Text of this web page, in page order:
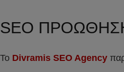
SEO
Το Divramis SEO Agency